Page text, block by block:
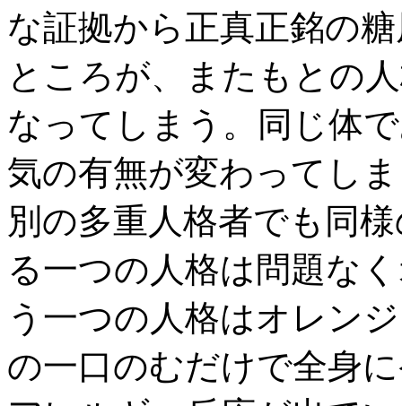
な証拠から正真正銘の
ところが、またもとの
なってしまう。同じ体
気の有無が変わってし
別の多重人格者でも同
る一つの人格は問題な
う一つの人格はオレン
の一口のむだけで全身